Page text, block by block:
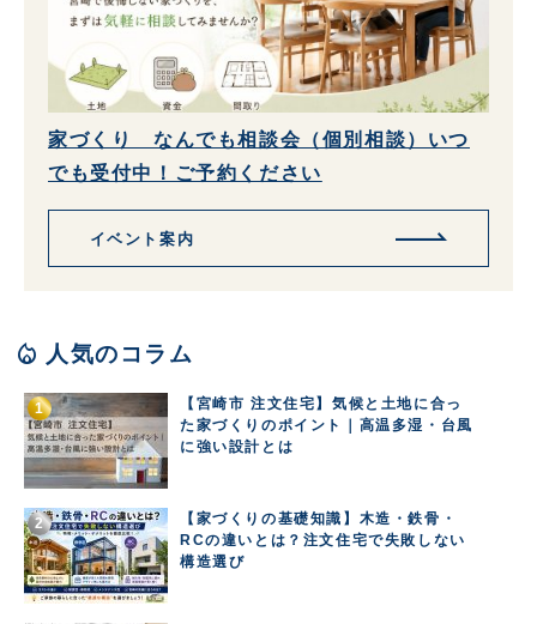
家づくり なんでも相談会（個別相談）いつ
でも受付中！ご予約ください
イベント案内
local_fire_department 人気のコラム
【宮崎市 注文住宅】気候と土地に合っ
た家づくりのポイント｜高温多湿・台風
に強い設計とは
【家づくりの基礎知識】木造・鉄骨・
RCの違いとは？注文住宅で失敗しない
構造選び